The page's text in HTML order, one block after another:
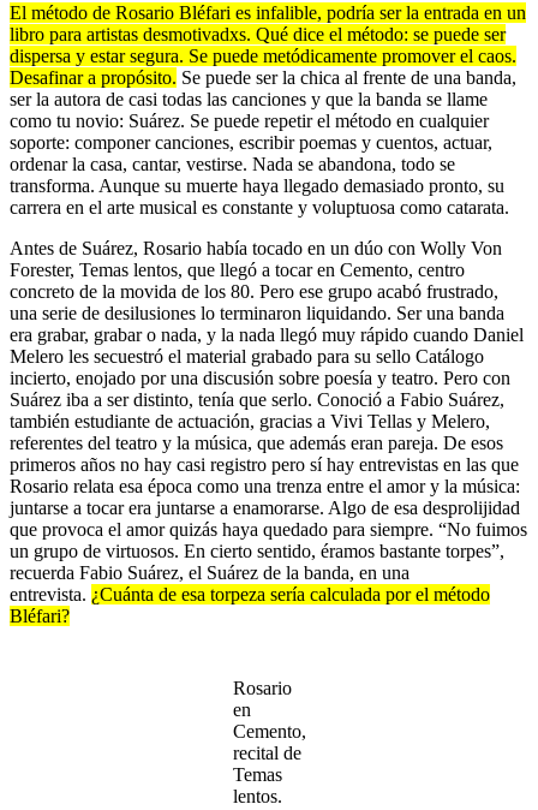
El método de Rosario Bléfari es infalible, podría ser la entrada en un
libro para artistas desmotivadxs. Qué dice el método: se puede ser
dispersa y estar segura. Se puede metódicamente promover el caos.
Desafinar a propósito. Se puede ser la chica al frente de una banda,
ser la autora de casi todas las canciones y que la banda se llame
como tu novio: Suárez. Se puede repetir el método en cualquier
soporte: componer canciones, escribir poemas y cuentos, actuar,
ordenar la casa, cantar, vestirse. Nada se abandona, todo se
transforma. Aunque su muerte haya llegado demasiado pronto, su
carrera en el arte musical es constante y voluptuosa como catarata.
Antes de Suárez, Rosario había tocado en un dúo con Wolly Von
Forester, Temas lentos, que llegó a tocar en Cemento, centro
concreto de la movida de los 80. Pero ese grupo acabó frustrado,
una serie de desilusiones lo terminaron liquidando. Ser una banda
era grabar, grabar o nada, y la nada llegó muy rápido cuando Daniel
Melero les secuestró el material grabado para su sello Catálogo
incierto, enojado por una discusión sobre poesía y teatro. Pero con
Suárez iba a ser distinto, tenía que serlo. Conoció a Fabio Suárez,
también estudiante de actuación, gracias a Vivi Tellas y Melero,
referentes del teatro y la música, que además eran pareja. De esos
primeros años no hay casi registro pero sí hay entrevistas en las que
Rosario relata esa época como una trenza entre el amor y la música:
juntarse a tocar era juntarse a enamorarse. Algo de esa desprolijidad
que provoca el amor quizás haya quedado para siempre. “No fuimos
un grupo de virtuosos. En cierto sentido, éramos bastante torpes”,
recuerda Fabio Suárez, el Suárez de la banda, en una
entrevista. ¿Cuánta de esa torpeza sería calculada por el método
Bléfari?
Rosario
en
Cemento,
recital de
Temas
lentos.